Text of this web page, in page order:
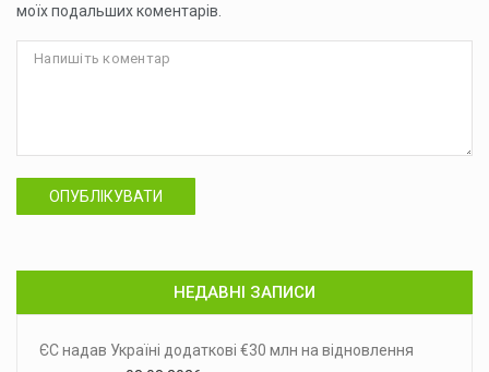
моїх подальших коментарів.
ОПУБЛІКУВАТИ
НЕДАВНІ ЗАПИСИ
ЄС надав Україні додаткові €30 млн на відновлення